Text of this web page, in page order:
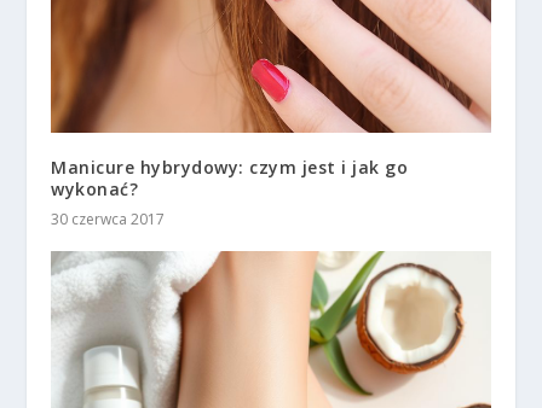
Manicure hybrydowy: czym jest i jak go
wykonać?
30 czerwca 2017